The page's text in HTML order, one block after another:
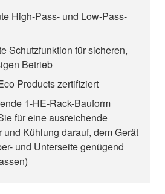
High-Pass- und Low-Pass-
Schutzfunktion für sicheren,
Betrieb
Products zertifiziert
1-HE-Rack-Bauform
für eine ausreichende
und Kühlung darauf, dem Gerät
und Unterseite genügend